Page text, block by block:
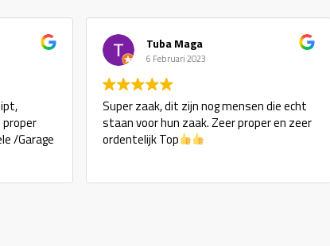
proper
/Garage
Tuba Maga
6 Februari 2023
Super zaak, dit zijn nog mensen die echt
staan voor hun zaak. Zeer proper en zeer
ordentelijk Top